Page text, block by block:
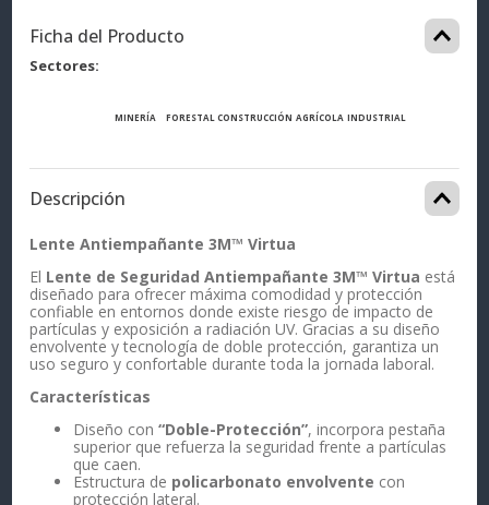
Ficha del Producto
Sectores
MINERÍA FORESTAL CONSTRUCCIÓN AGRÍCOLA INDUSTRIAL
Descripción
Lente Antiempañante 3M™ Virtua
El Lente de Seguridad Antiempañante 3M™ Virtua está
diseñado para ofrecer máxima comodidad y protección
confiable en entornos donde existe riesgo de impacto de
partículas y exposición a radiación UV. Gracias a su diseño
envolvente y tecnología de doble protección, garantiza un
uso seguro y confortable durante toda la jornada laboral.
Características
Diseño con“Doble-Protección”, incorpora pestaña
superior que refuerza la seguridad frente a partículas
que caen.
Estructura de policarbonato envolvente con
protección lateral.